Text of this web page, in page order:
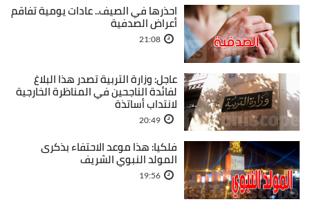
احذرها في الصيف.. عادات يومية تفاقم
أعراض الصدفية
21:08
عاجل: وزارة التربية تصدر هذا البلاغ
لفائدة الناجحين في المناظرة الخارجية
لانتداب أساتذة
20:49
فلكيا: هذا موعد الاحتفاء بذكرى
المولد النبوي الشريف
19:56